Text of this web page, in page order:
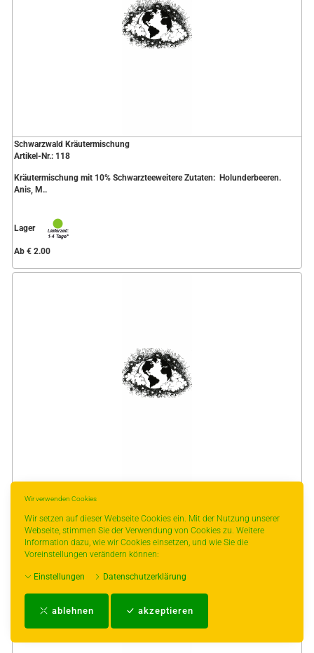
Wir verwenden Cookies
Wir setzen auf dieser Webseite Cookies ein. Mit der Nutzung unserer
Webseite, stimmen Sie der Verwendung von Cookies zu. Weitere
Information dazu, wie wir Cookies einsetzen, und wie Sie die
Voreinstellungen verändern können:
Einstellungen Datenschutzerklärung
ablehnen akzeptieren
Schwarzwald Kräutermischung
Artikel-Nr.: 118
Kräutermischung mit 10% Schwarzteeweitere Zutaten: Holunderbeeren.
Anis, M..
Lager
Ab € 2.00
Kräutermischung Bestanteile: Fenchel 40%, Anis 40%, Kümmel 20%
milchbildend und gut gegen ..
Lager